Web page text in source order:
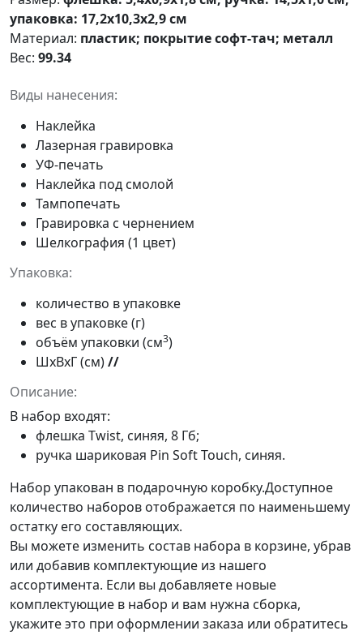
упаковка: 17,2х10,3х2,9 см
Материал: пластик; покрытие софт-тач; металл
Вес: 99.34
Виды нанесения:
Наклейка
Лазерная гравировка
УФ-печать
Наклейка под смолой
Тампопечать
Гравировка с чернением
Шелкография (1 цвет)
Упаковка:
количество в упаковке
вес в упаковке (г)
объём упаковки (см3)
ШxВxГ (см)//
Описание:
В набор входят:
флешка Twist, синяя, 8 Гб;
ручка шариковая Pin Soft Touch, синяя.
Набор упакован в подарочную коробку.Доступное
количество наборов отображается по наименьшему
остатку его составляющих.
Вы можете изменить состав набора в корзине, убрав
или добавив комплектующие из нашего
ассортимента. Если вы добавляете новые
комплектующие в набор и вам нужна сборка,
укажите это при оформлении заказа или обратитесь